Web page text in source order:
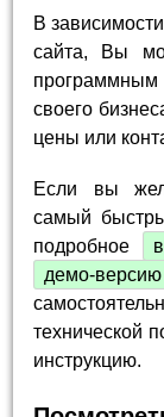
В
сайта, Вы
своего
цены или
Если вы
самый
подробное
демо-версию
технической
инструкцию.